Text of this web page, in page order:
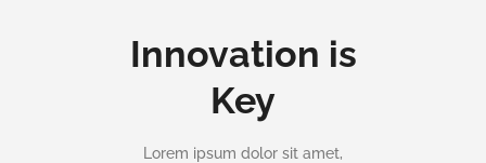
Innovation is
Key
Lorem ipsum dolor sit amet,